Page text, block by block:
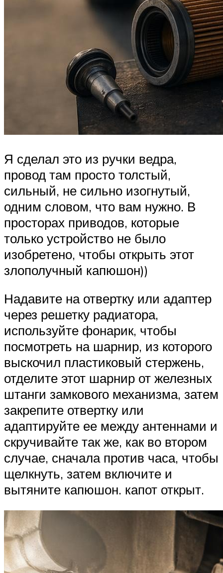
Я сделал это из ручки ведра,
провод там просто толстый,
сильный, не сильно изогнутый,
одним словом, что вам нужно. В
просторах приводов, которые
только устройство не было
изобретено, чтобы открыть этот
злополучный капюшон))
Надавите на отвертку или адаптер
через решетку радиатора,
используйте фонарик, чтобы
посмотреть на шарнир, из которого
выскочил пластиковый стержень,
отделите этот шарнир от железных
штанги замкового механизма, затем
закрепите отвертку или
адаптируйте ее между антеннами и
скручивайте так же, как во втором
случае, сначала против часа, чтобы
щелкнуть, затем включите и
вытяните капюшон. капот открыт.